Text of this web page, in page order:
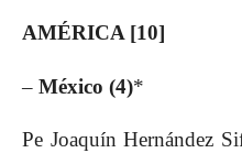
AMÉRICA [10]
– México (4)*
Pe Joaquín Hernández